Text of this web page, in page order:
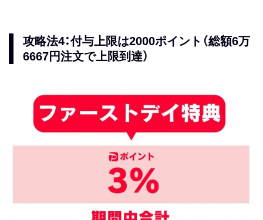
攻略法4：付与上限は2000ポイント（総額6万
6667円注文で上限到達）